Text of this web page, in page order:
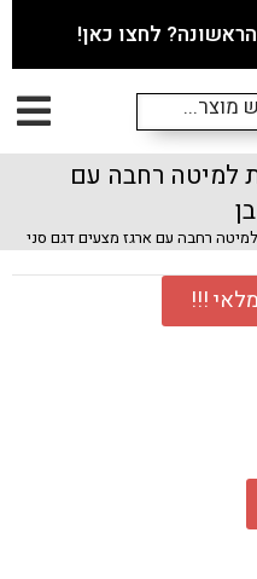
למיטה רחבה עם
רחבה עם ארגז מצעים דגם סניור-
!!!